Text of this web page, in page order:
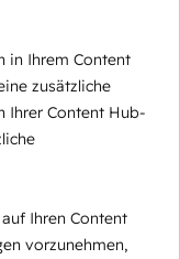
in Ihrem Content
zusätzliche
Ihrer Content Hub-
Ihren Content
vorzunehmen,